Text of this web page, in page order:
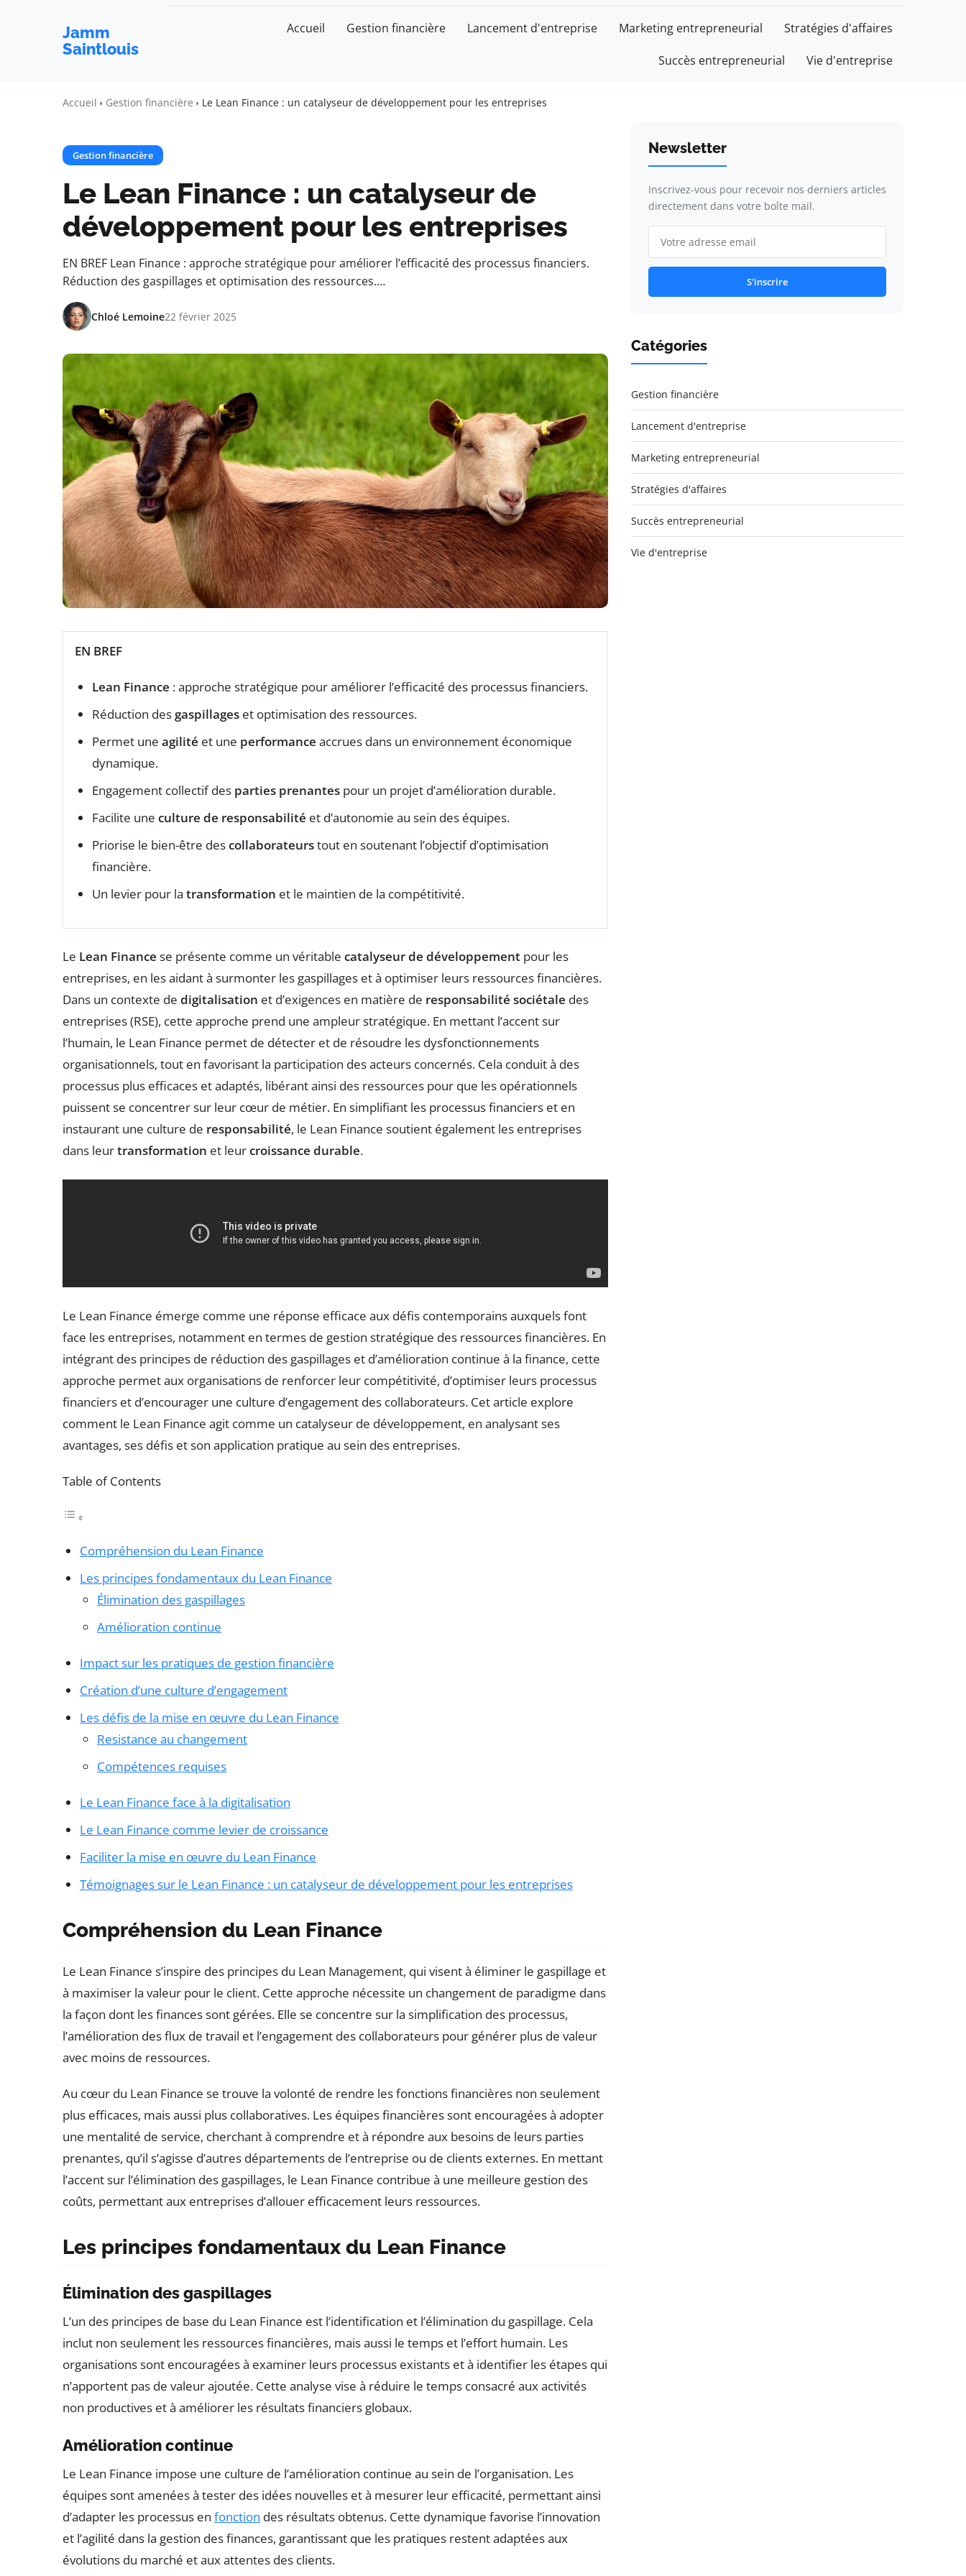
Jamm
Saintlouis
Accueil Gestion financière Lancement d'entreprise Marketing entrepreneurial Stratégies d'affaires
Succès entrepreneurial Vie d'entreprise
Accueil Gestion financière Le Lean Finance : un catalyseur de développement pour les entreprises
Gestion financière
Le Lean Finance : un catalyseur de
développement pour les entreprises
EN BREF Lean Finance : approche stratégique pour améliorer l’efficacité des processus financiers.
Réduction des gaspillages et optimisation des ressources.…
Chloé Lemoine22 février 2025
EN BREF
Lean Finance : approche stratégique pour améliorer l’efficacité des processus financiers.
Réduction des gaspillages et optimisation des ressources.
Permet une agilité et une performance accrues dans un environnement économique
dynamique.
Engagement collectif des parties prenantes pour un projet d’amélioration durable.
Facilite une culture de responsabilité et d’autonomie au sein des équipes.
Priorise le bien-être descollaborateurstout en soutenant l’objectif d’optimisation
financière.
Un levier pour la transformation et le maintien de la compétitivité.
Le Lean Finance se présente comme un véritable catalyseur de développement pour les
entreprises, en les aidant à surmonter les gaspillages et à optimiser leurs ressources financières.
Dans un contexte de digitalisation et d’exigences en matière de responsabilité sociétale des
entreprises (RSE), cette approche prend une ampleur stratégique. En mettant l’accent sur
l’humain, le Lean Finance permet de détecter et de résoudre les dysfonctionnements
organisationnels, tout en favorisant la participation des acteurs concernés. Cela conduit à des
processus plus efficaces et adaptés, libérant ainsi des ressources pour que les opérationnels
puissent se concentrer sur leur cœur de métier. En simplifiant les processus financiers et en
instaurant une culture de responsabilité, le Lean Finance soutient également les entreprises
dans leurtransformation et leurcroissance durable.
Le Lean Finance émerge comme une réponse efficace aux défis contemporains auxquels font
face les entreprises, notamment en termes de gestion stratégique des ressources financières. En
intégrant des principes de réduction des gaspillages et d’amélioration continue à la finance, cette
approche permet aux organisations de renforcer leur compétitivité, d’optimiser leurs processus
financiers et d’encourager une culture d’engagement des collaborateurs. Cet article explore
comment le Lean Finance agit comme un catalyseur de développement, en analysant ses
avantages, ses défis et son application pratique au sein des entreprises.
Table of Contents
Compréhension du Lean Finance
Les principes fondamentaux du Lean Finance
Élimination des gaspillages
Amélioration continue
Impact sur les pratiques de gestion financière
Création d’une culture d’engagement
Les défis de la mise en œuvre du Lean Finance
Resistance au changement
Compétences requises
Le Lean Finance face à la digitalisation
Le Lean Finance comme levier de croissance
Faciliter la mise en œuvre du Lean Finance
Témoignages sur le Lean Finance : un catalyseur de développement pour les entreprises
Compréhension du Lean Finance
Le Lean Finance s’inspire des principes du Lean Management, qui visent à éliminer le gaspillage et
à maximiser la valeur pour le client. Cette approche nécessite un changement de paradigme dans
la façon dont les finances sont gérées. Elle se concentre sur la simplification des processus,
l’amélioration des flux de travail et l’engagement des collaborateurs pour générer plus de valeur
avec moins de ressources.
Au cœur du Lean Finance se trouve la volonté de rendre les fonctions financières non seulement
plus efficaces, mais aussi plus collaboratives. Les équipes financières sont encouragées à adopter
une mentalité de service, cherchant à comprendre et à répondre aux besoins de leurs parties
prenantes, qu’il s’agisse d’autres départements de l’entreprise ou de clients externes. En mettant
l’accent sur l’élimination des gaspillages, le Lean Finance contribue à une meilleure gestion des
coûts, permettant aux entreprises d’allouer efficacement leurs ressources.
Les principes fondamentaux du Lean Finance
Élimination des gaspillages
L’un des principes de base du Lean Finance est l’identification et l’élimination du gaspillage. Cela
inclut non seulement les ressources financières, mais aussi le temps et l’effort humain. Les
organisations sont encouragées à examiner leurs processus existants et à identifier les étapes qui
n’apportent pas de valeur ajoutée. Cette analyse vise à réduire le temps consacré aux activités
non productives et à améliorer les résultats financiers globaux.
Amélioration continue
Le Lean Finance impose une culture de l’amélioration continue au sein de l’organisation. Les
équipes sont amenées à tester des idées nouvelles et à mesurer leur efficacité, permettant ainsi
d’adapter les processus en fonction des résultats obtenus. Cette dynamique favorise l’innovation
et l’agilité dans la gestion des finances, garantissant que les pratiques restent adaptées aux
évolutions du marché et aux attentes des clients.
Newsletter
Inscrivez-vous pour recevoir nos derniers articles
directement dans votre boîte mail.
S'inscrire
Catégories
Gestion financière
Lancement d'entreprise
Marketing entrepreneurial
Stratégies d'affaires
Succès entrepreneurial
Vie d'entreprise